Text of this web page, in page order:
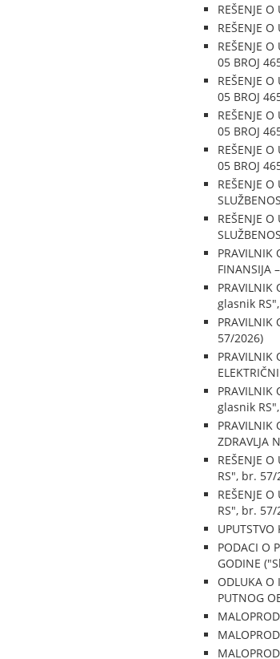
REŠENJE
REŠENJE
REŠENJE
05 BROJ
REŠENJE
05 BROJ
REŠENJE
05 BROJ
REŠENJE
05 BROJ
REŠENJE
REŠENJE
PRAVILNIK
FINANSIJA
PRAVILNIK
glasnik
PRAVILNIK
57/2026)
PRAVILNIK
PRAVILNIK
glasnik
PRAVILNIK
ZDRAVLJA
REŠENJE
RS", br. 57/
REŠENJE
RS", br. 57/
PODACI O
GODINE
ODLUKA O
PUTNOG